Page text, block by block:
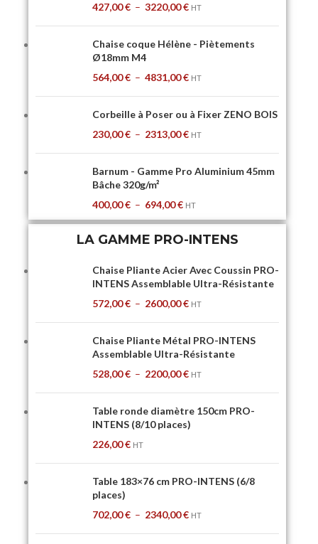
427,00€ – 3220,00€ HT
Chaise coque Hélène - Piètements
Ø18mm M4
564,00€ – 4831,00€ HT
Corbeille à Poser ou à Fixer ZENO BOIS
230,00€ – 2313,00€ HT
Barnum - Gamme Pro Aluminium 45mm
Bâche 320g/m²
400,00€ – 694,00€ HT
LA GAMME PRO-INTENS
Chaise Pliante Acier Avec Coussin PRO-
INTENS Assemblable Ultra-Résistante
572,00€ – 2600,00€ HT
Chaise Pliante Métal PRO-INTENS
Assemblable Ultra-Résistante
528,00€ – 2200,00€ HT
Table ronde diamètre 150cm PRO-
INTENS (8/10 places)
226,00€ HT
Table 183×76 cm PRO-INTENS (6/8
places)
702,00€ – 2340,00€ HT